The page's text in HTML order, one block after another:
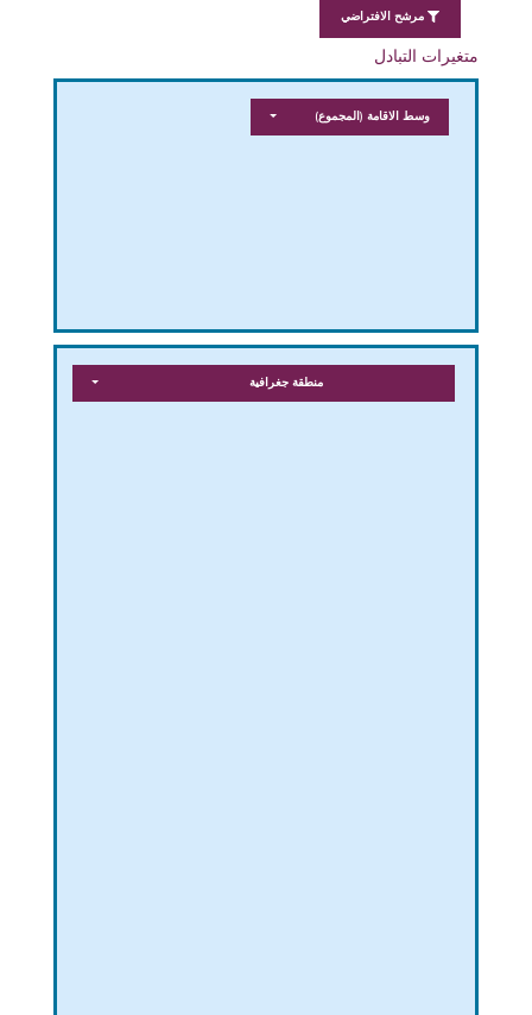
مرشح الافتراضي
متغيرات التبادل
وسط الاقامة (المجموع)
منطقة جغرافية